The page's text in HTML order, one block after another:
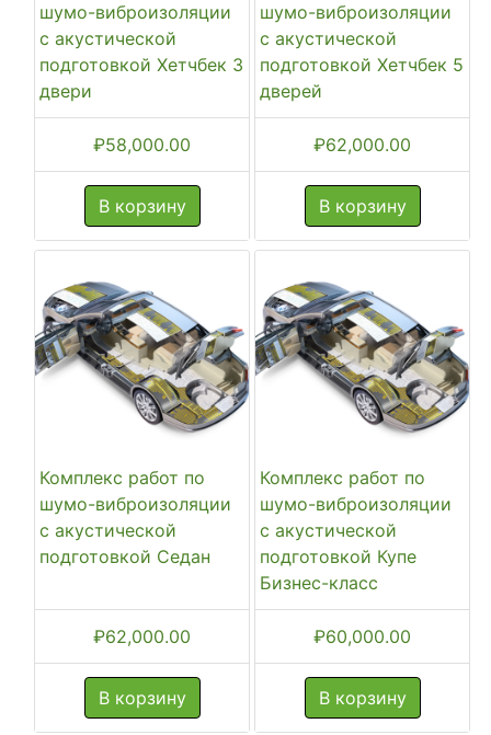
шумо-виброизоляции
с акустической
подготовкой Хетчбек 3
двери
₽58,000.00
В корзину
шумо-виброизоляции
с акустической
подготовкой Хетчбек 5
дверей
₽62,000.00
В корзину
Комплекс работ по
шумо-виброизоляции
с акустической
подготовкой Седан
₽62,000.00
В корзину
Комплекс работ по
шумо-виброизоляции
с акустической
подготовкой Купе
Бизнес-класс
₽60,000.00
В корзину